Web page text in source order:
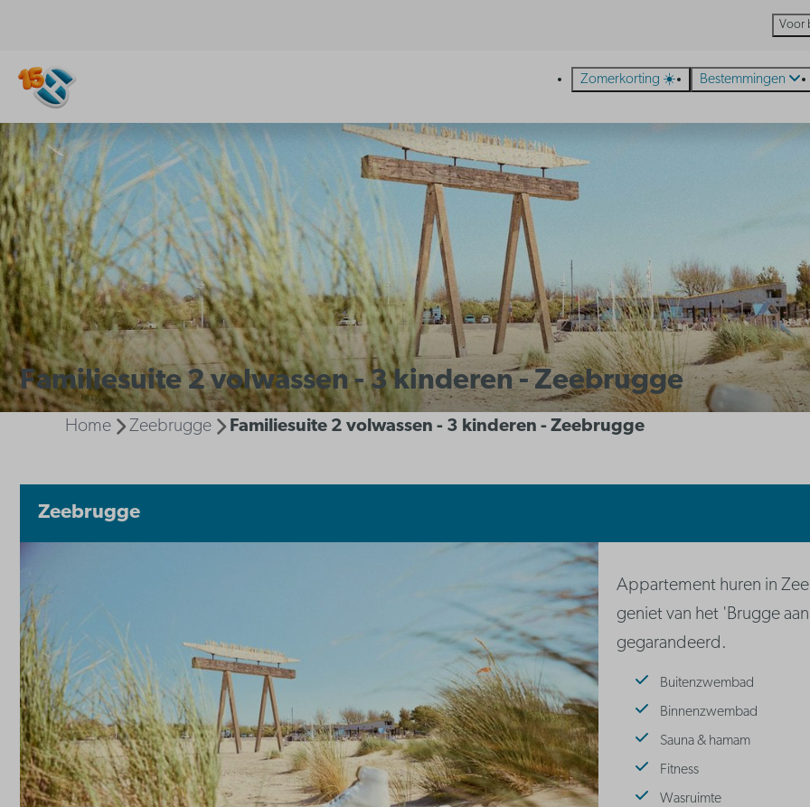
Voor
Zomerkorting ☀️ Bestemmingen
Familiesuite 2 volwassen - 3 kinderen - Zeebrugge
Home Zeebrugge Familiesuite 2 volwassen - 3 kinderen - Zeebrugge
Zeebrugge
Appartement huren in
geniet van het 'Brugge
gegarandeerd.
Buitenzwembad
Binnenzwembad
Sauna & hamam
Fitness
Wasruimte